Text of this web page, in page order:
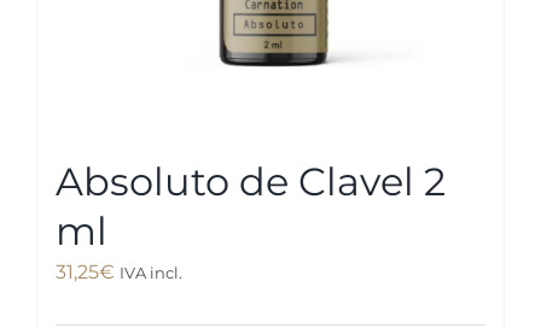
Absoluto de Clavel 2
ml
31,25€ IVA incl.